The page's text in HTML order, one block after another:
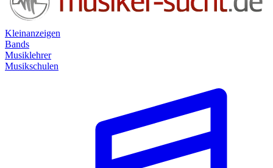
Kleinanzeigen
Bands
Musiklehrer
Musikschulen